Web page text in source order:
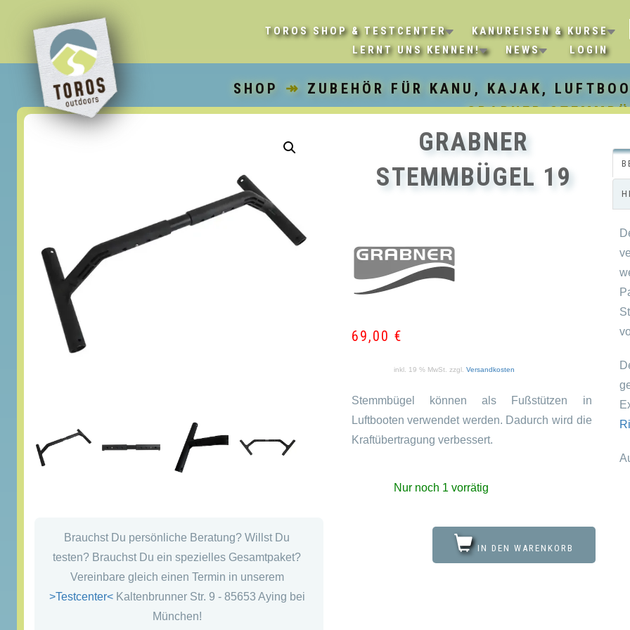
TOROS SHOP & TESTCENTER
KANUREISEN & KURSE
LERNT UNS KENNEN!
NEWS LOGIN
SHOP ↠ ZUBEHÖR FÜR KANU, KAJAK,
GRABNER
Brauchst Du persönliche Beratung? Willst Du
testen? Brauchst Du ein spezielles Gesamtpaket?
Vereinbare gleich einen Termin in unserem
>Testcenter< Kaltenbrunner Str. 9 - 85653 Aying bei
München!
GRABNER
STEMMBÜGEL 19
69,00 €
inkl. 19 % MwSt. zzgl. Versandkosten
Stemmbügel können als Fußstützen in
Luftbooten verwendet werden. Dadurch wird die
Kraftübertragung verbessert.
Nur noch 1 vorrätig
IN DEN WARENKORB